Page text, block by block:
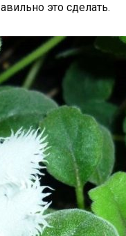
это сделать.